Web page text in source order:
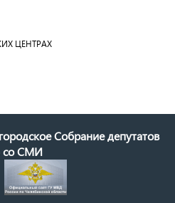
ЦЕНТРАХ
Собрание депутатов
со СМИ